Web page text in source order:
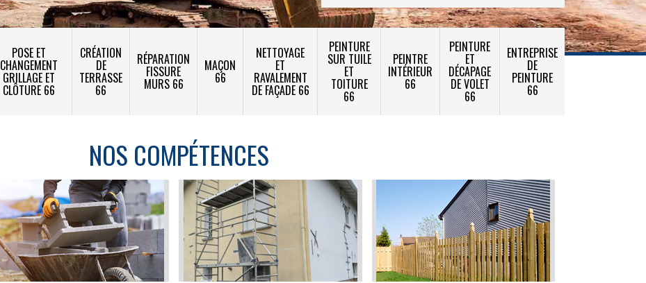
POSE ET
CHANGEMENT
GRILLAGE ET
CLÔTURE 66
CRÉATION
DE
TERRASSE
66
RÉPARATION
FISSURE
MURS 66
MAÇON
66
NETTOYAGE
ET
RAVALEMENT
DE FAÇADE 66
PEINTURE
SUR TUILE
ET
TOITURE
66
PEINTRE
INTÉRIEUR
66
PEINTURE
ET
DÉCAPAGE
DE VOLET
66
ENTREPRISE
DE
PEINTURE
66
NOS COMPÉTENCES